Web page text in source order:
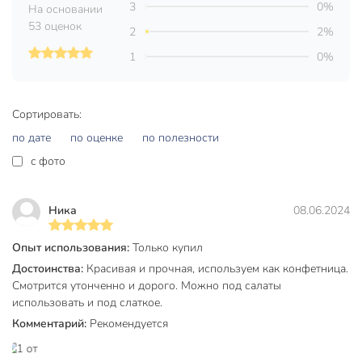
Выбирайте выгодно: закажите сервировочное блюдо
19.5х19.5 см прямо сейчас — получите стиль,
универсальность и долговечность по доступной цене.
Какое стекло используется в этом блюде, и безопасно ли
оно для ежедневного использования?
Блюдо выполнено из прочного прозрачного стекла, не
содержит вредных примесей, подходит для ежедневного
температурным перепадам.
Идеально для сервировки салатов, закусок, фруктов,
десертов на праздничном или повседневном столе;
универсально для дома, дачи, подарка.
Каковы точные размеры и особенности формы блюда?
Сортировать:
по дате
по оценке
по полезности
c фото
Ника 08.06.2024
Опыт использования: Только купил
Достоинства: Красивая и прочная, используем как конфетница.
Смотрится утонченно и дорого. Можно под салаты
использовать и под слаткое.
Комментарий: Рекомендуется
На основании
53 оценок
3
0%
2
2%
1
0%